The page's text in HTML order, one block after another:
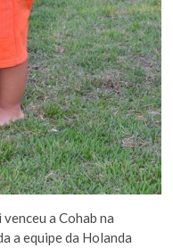
a Cohab na
a equipe da Holanda